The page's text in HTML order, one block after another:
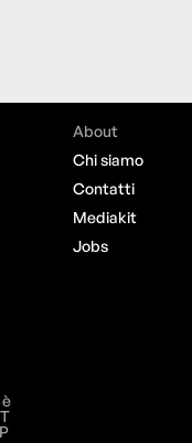
About
Chi siamo
Contatti
Mediakit
Jobs